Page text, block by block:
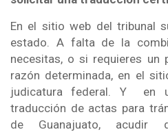
En el sitio web del tribunal
estado. A falta de la
necesitas, o si requieres un
razón determinada, en el
judicatura federal. Y en
traducción de actas para
de Guanajuato, acudir